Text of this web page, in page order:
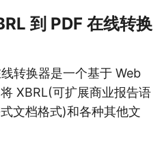
到 PDF 在线转换
转换器是一个基于 Web
XBRL(可扩展商业报告语
文档格式)和各种其他文